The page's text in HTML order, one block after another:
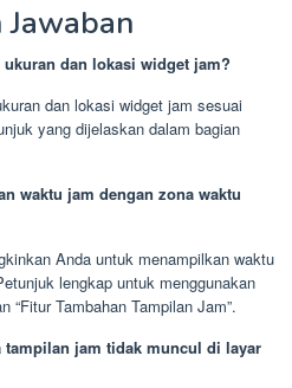
dan lokasi widget jam?
dan lokasi widget jam sesuai
yang dijelaskan dalam bagian
waktu jam dengan zona waktu
Anda untuk menampilkan waktu
lengkap untuk menggunakan
“Fitur Tambahan Tampilan Jam”.
jam tidak muncul di layar